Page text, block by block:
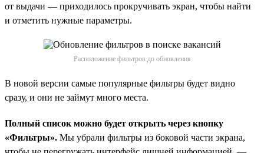
от выдачи — приходилось прокручивать экран, чтобы найти
и отметить нужные параметры.
Расположение фильтров до обновления
В новой версии самые популярные фильтры будет видно
сразу, и они не займут много места.
Полный список можно будет открыть через кнопку
«Фильтры». Мы убрали фильтры из боковой части экрана,